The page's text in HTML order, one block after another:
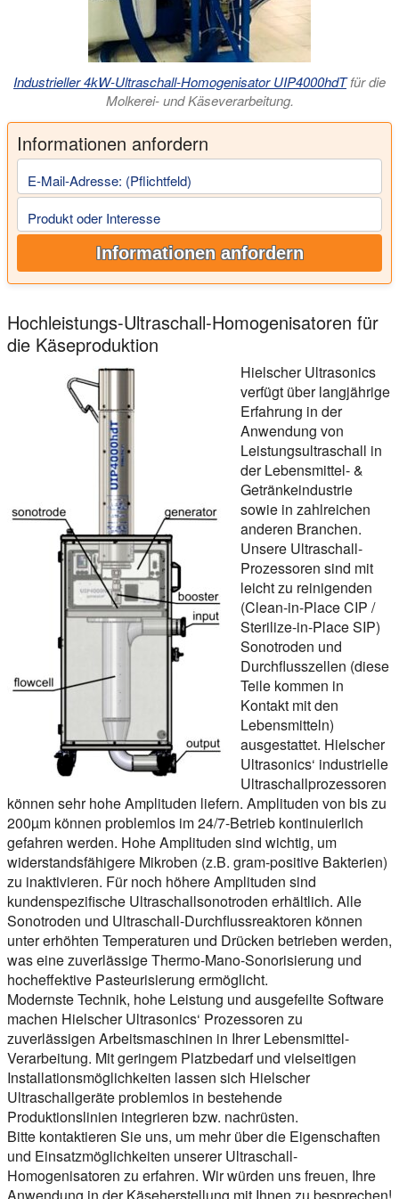
Industrieller 4kW-Ultraschall-Homogenisator UIP4000hdTfür die
Molkerei- und Käseverarbeitung.
Informationen anfordern
E-Mail-Adresse: (Pflichtfeld)
Produkt oder Interesse
Informationen anfordern
Hochleistungs-Ultraschall-Homogenisatoren für
die Käseproduktion
Hielscher Ultrasonics
verfügt über langjährige
Erfahrung in der
Anwendung von
Leistungsultraschall in
der Lebensmittel- &
Getränkeindustrie
sowie in zahlreichen
anderen Branchen.
Unsere Ultraschall-
Prozessoren sind mit
leicht zu reinigenden
(Clean-in-Place CIP /
Sterilize-in-Place SIP)
Sonotroden und
Durchflusszellen (diese
Teile kommen in
Kontakt mit den
Lebensmitteln)
ausgestattet. Hielscher
Ultrasonics‘ industrielle
Ultraschallprozessoren
können sehr hohe Amplituden liefern. Amplituden von bis zu
200µm können problemlos im 24/7-Betrieb kontinuierlich
gefahren werden. Hohe Amplituden sind wichtig, um
widerstandsfähigere Mikroben (z.B. gram-positive Bakterien)
zu inaktivieren. Für noch höhere Amplituden sind
kundenspezifische Ultraschallsonotroden erhältlich. Alle
Sonotroden und Ultraschall-Durchflussreaktoren können
unter erhöhten Temperaturen und Drücken betrieben werden,
was eine zuverlässige Thermo-Mano-Sonorisierung und
hocheffektive Pasteurisierung ermöglicht.
Modernste Technik, hohe Leistung und ausgefeilte Software
machen Hielscher Ultrasonics‘ Prozessoren zu
zuverlässigen Arbeitsmaschinen in Ihrer Lebensmittel-
Verarbeitung. Mit geringem Platzbedarf und vielseitigen
Installationsmöglichkeiten lassen sich Hielscher
Ultraschallgeräte problemlos in bestehende
Produktionslinien integrieren bzw. nachrüsten.
Bitte kontaktieren Sie uns, um mehr über die Eigenschaften
und Einsatzmöglichkeiten unserer Ultraschall-
Homogenisatoren zu erfahren. Wir würden uns freuen, Ihre
Anwendung in der Käseherstellung mit Ihnen zu besprechen!